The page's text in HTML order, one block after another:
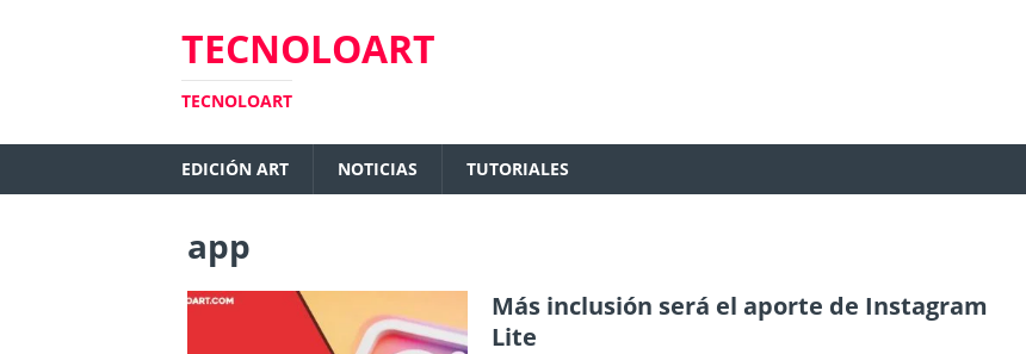
TECNOLOART
TECNOLOART
EDICIÓN ART NOTICIAS TUTORIALES
app
Más inclusión será el aporte de Instagram
Lite